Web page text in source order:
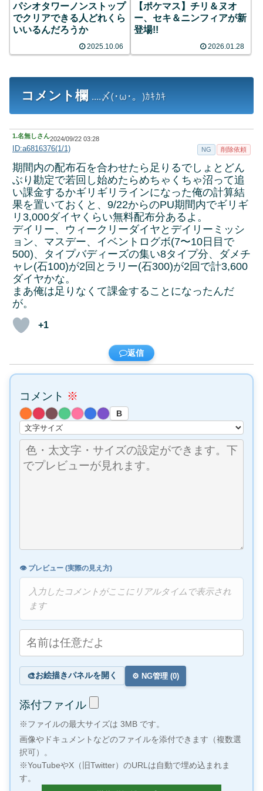
パシオタワーノンストップ
でクリアできる人どれくら
いいるんだろうか
2025.10.06
【ポケマス】チリ＆ヌオ
ー、セキ＆ニンフィアが新
登場!!
2026.01.28
コメント欄 ....〆(･ω･。)ｶｷｶｷ
1.名無しさん2024/09/22 03:28
ID:a6816376(1/1) NG 削除依頼
期間内の配布石を合わせたら足りるでしょとどん
ぶり勘定で若回し始めたらめちゃくちゃ沼って追
い課金するかギリギリラインになった俺の計算結
果を置いておくと、9/22からのPU期間内でギリギ
リ3,000ダイヤくらい無料配布分あるよ。
デイリー、ウィークリーダイヤとデイリーミッシ
ョン、マスデー、イベントログボ(7〜10日目で
500)、タイプバディーズの集い8タイプ分、ダメチ
ャレ(石100)が2回とラリー(石300)が2回で計3,600
ダイヤかな。
まあ俺は足りなくて課金することになったんだ
が。
+1
返信
コメント ※
B
👁️ プレビュー (実際の見え方)
入力したコメントがここにリアルタイムで表示され
ます
🎨お絵描きパネルを開く ⚙️ NG管理 (0)
添付ファイル
※ファイルの最大サイズは 3MB です。
画像やドキュメントなどのファイルを添付できます（複数選
択可）。
※YouTubeやX（旧Twitter）のURLは自動で埋め込まれま
す。